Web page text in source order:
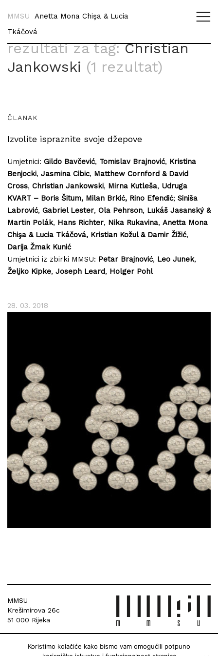
MMSU
Anetta Mona Chişa & Lucia
Tkáčová
rezultati za tag:Christian
Jankowski (1 rezultat)
ČLANAK
Izvolite ispraznite svoje džepove
Umjetnici: Gildo Bavčević, Tomislav Brajnović, Kristina
Benjocki, Jasmina Cibic, Matthew Cornford & David
Cross, Christian Jankowski, Mirna Kutleša, Udruga
KVART – Boris Šitum, Milan Brkić, Rino Efendić; Siniša
Labrović, Gabriel Lester, Ola Pehrson, Lukáš Jasanský &
Martin Polák, Hans Richter, Nika Rukavina, Anetta Mona
Chişa & Lucia Tkáčová, Kristian Kožul & Damir Žižić,
Darija Žmak Kunić
Umjetnici iz zbirki MMSU: Petar Brajnović, Leo Junek,
Željko Kipke, Joseph Leard, Holger Pohl
28. 03. 2018
MMSU
Krešimirova 26c
51 000 Rijeka
Koristimo kolačiće kako bismo vam omogućili potpuno